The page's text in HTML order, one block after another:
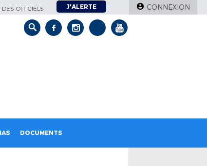
OFFICIELS J'ALERTE CONNEXION
DOCUMENTS